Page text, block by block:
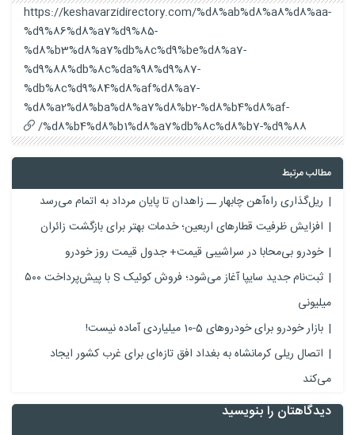
https://keshavarzidirectory.com/%d8%ab%d8%a8%d8%aa-
%d9%86%d8%a7%d9%85-
%d8%b3%d8%a7%db%8c%d9%be%d8%a7-
%d9%88%db%8c%da%98%d9%87-
%db%8c%d9%84%d8%af%d8%a7-
%d8%a2%d8%ba%d8%a7%d8%b2-%d8%b4%d8%af-
%d8%b4%d8%b1%d8%a7%db%8c%d8%b7-%d9%88/
مطالب مرتبط
ریل‌گذاری راه‌آهن چابهار ــ زاهدان تا پایان مرداد به اتمام می‌رسد
افزایش ظرفیت قطارهای اربعین؛ خدمات بهتر برای بازگشت زائران
خودرو بی‌محابا در سراشیبی قیمت+ جدول قیمت روز خودرو
ثبت‌نام جدید سایپا آغاز می‌شود؛ فروش کوئیک S با پیش‌پرداخت ۵۰۰
میلیونی
بازار خودرو برای خودروهای 5-10 میلیاردی آماده نیست!
اتصال ریلی کرمانشاه به بغداد افق تازه‌ای برای غرب کشور ایجاد
می‌کند
دیدگاهتان را بنویسید